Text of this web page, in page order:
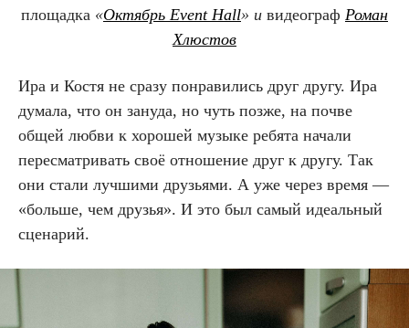
площадка «Октябрь Event Hall» и видеограф Роман
Хлюстов
Ира и Костя не сразу понравились друг другу. Ира
думала, что он зануда, но чуть позже, на почве
общей любви к хорошей музыке ребята начали
пересматривать своё отношение друг к другу. Так
они стали лучшими друзьями. А уже через время —
«больше, чем друзья». И это был самый идеальный
сценарий.